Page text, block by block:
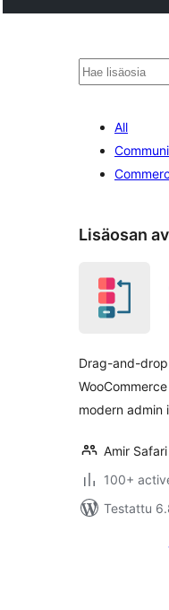
Etsi
All
Lisäosan
Drag-and-
modern admin
Amir Safari
100+
Testattu